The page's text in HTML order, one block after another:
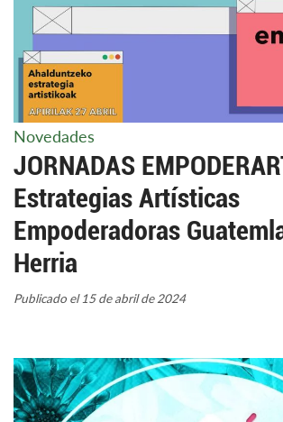
Novedades
JORNADAS
Estrategias Artísticas
Empoderadoras
Herria
Publicado el 15 de abril de 2024